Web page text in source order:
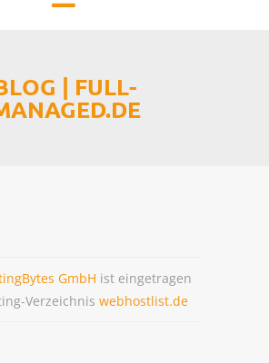
MANAGED HOSTING
INDIVIDUELLES ANGEBOT
| FULL-
GmbH ist eingetragen
Verzeichnis webhostlist.de